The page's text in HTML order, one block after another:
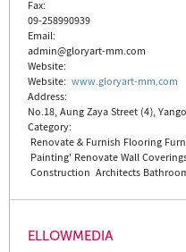
Fax:
09-258990939
Email:
admin@gloryart-mm.com
Website:
Website: www.gloryart-mm.com
Address:
No.18, Aung Zaya Street (4),
Category:
Renovate & Furnish Flooring
Painting' RenovateWall
Construction Architects
ELLOWMEDIA